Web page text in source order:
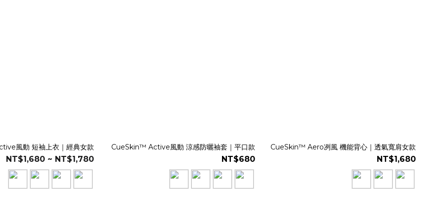
風動 短袖上衣｜經典女款
NT$1,680 ~ NT$1,780
CueSkin™ Active風動 涼感防曬袖套｜平口款
NT$680
CueSkin™ Aero冽風 機能背心｜透氣寬肩女款
NT$1,680